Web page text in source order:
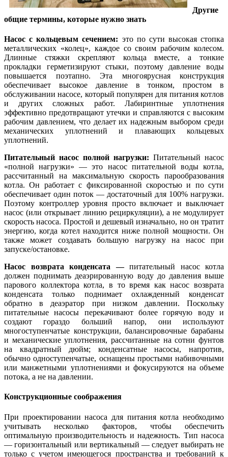
Другие
общие термины, которые нужно знать
Насос с кольцевым сечением: это по сути высокая стопка
металлических «колец», каждое со своим рабочим колесом.
Длинные стяжки скрепляют кольца вместе, а тонкие
прокладки герметизируют стыки, поэтому давление воды
повышается поэтапно. Эта многоярусная конструкция
обеспечивает высокое давление в тонком, простом в
обслуживании насосе, который популярен для питания котлов
и других сложных работ. Лабиринтные уплотнения
эффективно предотвращают утечки и справляются с высоким
рабочим давлением, что делает их надежным выбором среди
механических уплотнений и плавающих кольцевых
уплотнений.
Питательный насос полной нагрузки: Питательный насос
«полной нагрузки» — это насос питательной воды котла,
рассчитанный на максимальную скорость парообразования
котла. Он работает с фиксированной скоростью и по сути
обеспечивает один поток — достаточный для 100% нагрузки.
Поэтому контроллер уровня просто включает и выключает
насос (или открывает линию рециркуляции), а не модулирует
скорость насоса. Простой и дешевый изначально, но он тратит
энергию, когда котел находится ниже полной мощности. Он
также может создавать большую нагрузку на насос при
запуске/остановке.
Насос возврата конденсата —питательный насос котла
должен поднимать деаэрированную воду до давления выше
парового коллектора котла, в то время как насос возврата
конденсата только поднимает охлажденный конденсат
обратно в деаэратор при низком давлении. Поскольку
питательные насосы перекачивают более горячую воду и
создают гораздо больший напор, они используют
многоступенчатые конструкции, балансировочные барабаны
и механические уплотнения, рассчитанные на сотни фунтов
на квадратный дюйм; конденсатные насосы, напротив,
обычно одноступенчатые, оснащены простыми набивочными
или манжетными уплотнениями и фокусируются на объеме
потока, а не на давлении.
Конструкционные соображения
При проектировании насоса для питания котла необходимо
учитывать несколько факторов, чтобы обеспечить
оптимальную производительность и надежность. Тип насоса
— горизонтальный или вертикальный — следует выбирать не
только с учетом имеющегося пространства и требований к